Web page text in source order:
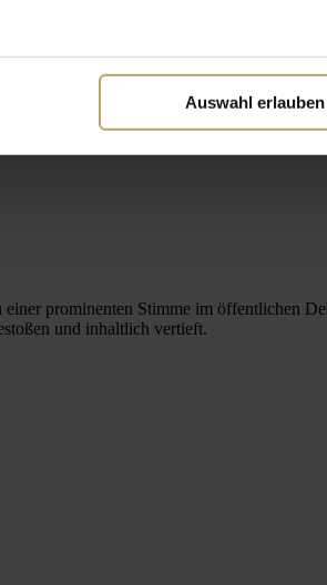
Auswahl erlauben
prominenten Stimme im öffentlichen
und inhaltlich vertieft.